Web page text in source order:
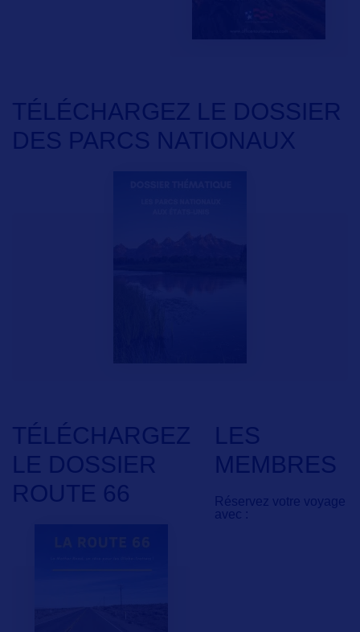
LES
MEMBRES
Réservez votre voyage
avec :
TÉLÉCHARGEZ LE DOSSIER
DES PARCS NATIONAUX
TÉLÉCHARGEZ
LE DOSSIER
ROUTE 66